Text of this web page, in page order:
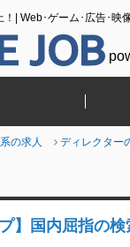
| Web･ゲーム･広告･映
の求人 ディレクター
】国内屈指の